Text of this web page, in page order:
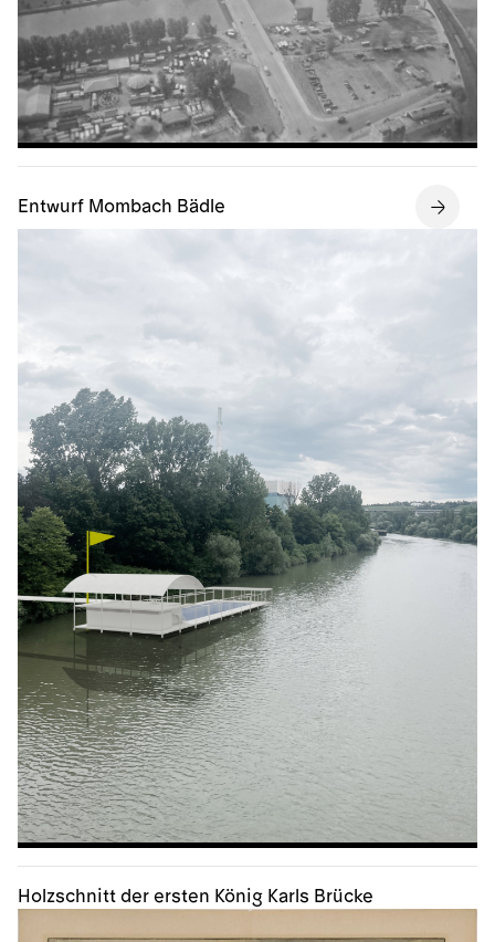
Entwurf Mombach Bädle
Holzschnitt der ersten König Karls Brücke